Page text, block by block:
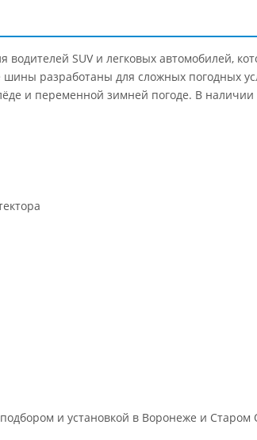
SUV и легковых автомобилей,
разработаны для сложных погодных
и переменной зимней погоде. В
и установкой в Воронеже и Старом